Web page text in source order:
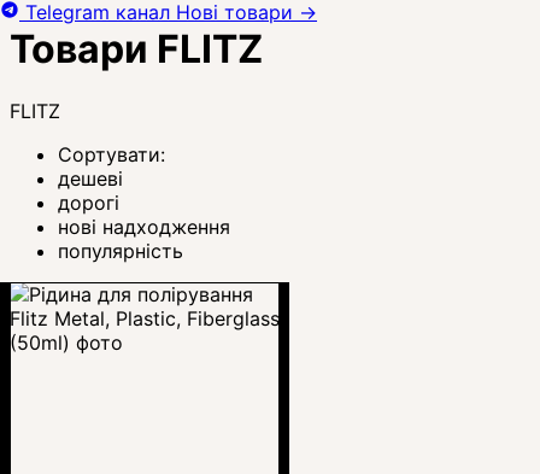
Товари FLITZ
FLITZ
Сортувати:
дешеві
дорогі
нові надходження
популярність
Telegram канал Нові товари →